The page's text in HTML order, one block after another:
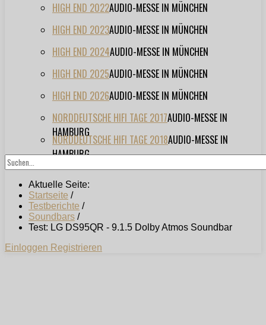
HIGH END 2022AUDIO-MESSE IN MÜNCHEN
HIGH END 2023AUDIO-MESSE IN MÜNCHEN
HIGH END 2024AUDIO-MESSE IN MÜNCHEN
HIGH END 2025AUDIO-MESSE IN MÜNCHEN
HIGH END 2026AUDIO-MESSE IN MÜNCHEN
NORDDEUTSCHE HIFI TAGE 2017AUDIO-MESSE IN
HAMBURG
NORDDEUTSCHE HIFI TAGE 2018AUDIO-MESSE IN
HAMBURG
Aktuelle Seite:
Startseite /
Testberichte /
Soundbars /
Test: LG DS95QR - 9.1.5 Dolby Atmos Soundbar
Einloggen Registrieren